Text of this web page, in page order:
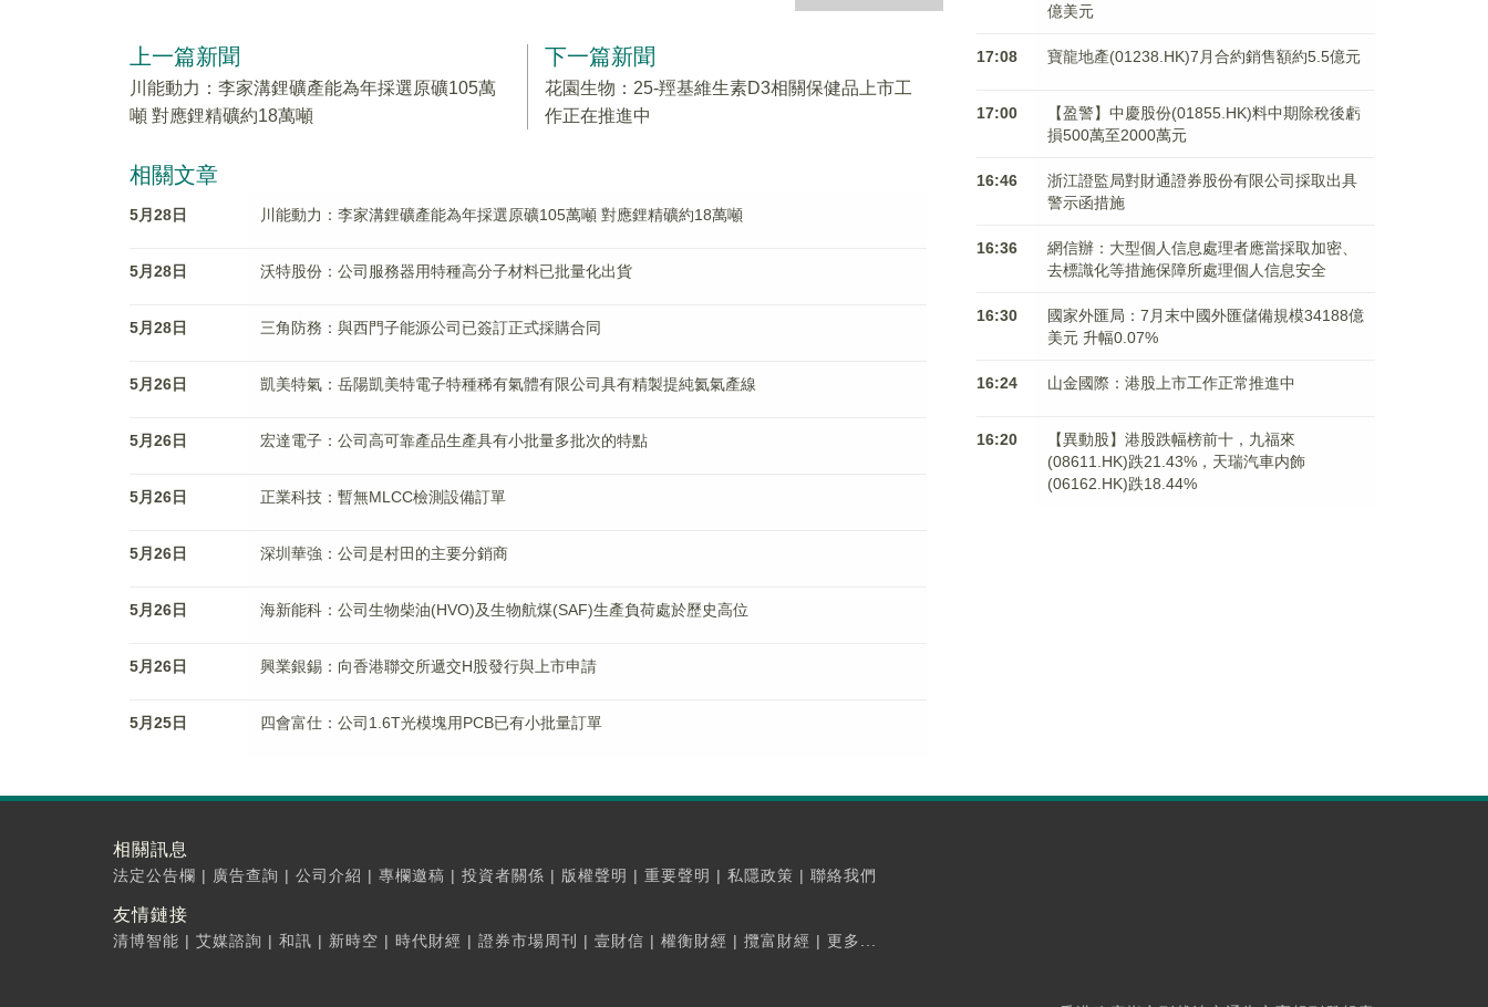
上一篇新聞
川能動力：李家溝鋰礦產能為年採選原礦105萬
噸 對應鋰精礦約18萬噸
下一篇新聞
花園生物：25-羥基維生素D3相關保健品上市工
作正在推進中
相關文章
5月28日 川能動力：李家溝鋰礦產能為年採選原礦105萬噸 對應鋰精礦約18萬噸
5月28日 沃特股份：公司服務器用特種高分子材料已批量化出貨
5月28日 三角防務：與西門子能源公司已簽訂正式採購合同
5月26日 凱美特氣：岳陽凱美特電子特種稀有氣體有限公司具有精製提純氦氣產線
5月26日 宏達電子：公司高可靠產品生產具有小批量多批次的特點
5月26日 正業科技：暫無MLCC檢測設備訂單
5月26日 深圳華強：公司是村田的主要分銷商
5月26日 海新能科：公司生物柴油(HVO)及生物航煤(SAF)生產負荷處於歷史高位
5月26日 興業銀錫：向香港聯交所遞交H股發行與上市申請
5月25日 四會富仕：公司1.6T光模塊用PCB已有小批量訂單
億美元
17:08 寶龍地產(01238.HK)7月合約銷售額約5.5億元
17:00
【盈警】中慶股份(01855.HK)料中期除稅後虧
損500萬至2000萬元
16:46
浙江證監局對財通證券股份有限公司採取出具
警示函措施
16:36
網信辦：大型個人信息處理者應當採取加密、
去標識化等措施保障所處理個人信息安全
16:30
國家外匯局：7月末中國外匯儲備規模34188億
美元 升幅0.07%
16:24 山金國際：港股上市工作正常推進中
16:20
【異動股】港股跌幅榜前十，九福來
(08611.HK)跌21.43%，天瑞汽車内飾
(06162.HK)跌18.44%
相關訊息
法定公告欄 | 廣告查詢 | 公司介紹 | 專欄邀稿 | 投資者關係 | 版權聲明 | 重要聲明 | 私隱政策 | 聯絡我們
友情鏈接
清博智能 | 艾媒諮詢 | 和訊 | 新時空 | 時代財經 | 證券市場周刊 | 壹財信 | 權衡財經 | 攬富財經 | 更多...